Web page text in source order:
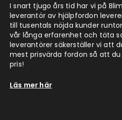
I snart tjugo års tid har vi på
leverantör av hjälpfordon
till tusentals nöjda kunder
vår långa erfarenhet och täta
leverantörer säkerställer vi att
mest prisvärda fordon så att
pris!
Läs mer här